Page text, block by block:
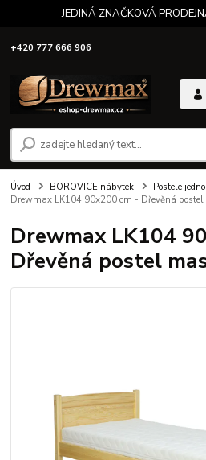
JEDINÁ ZNAČKOVÁ
+420 777 666 906
Úvod BOROVICE nábytek Postele
Drewmax LK104 90x200 cm - Dřevěná postel
Drewmax LK104
Dřevěná postel